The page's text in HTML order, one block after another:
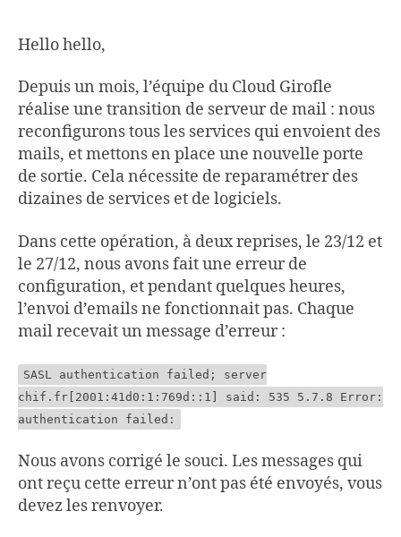
Hello hello,
Depuis un mois, l’équipe du Cloud Girofle
réalise une transition de serveur de mail : nous
reconfigurons tous les services qui envoient des
mails, et mettons en place une nouvelle porte
de sortie. Cela nécessite de reparamétrer des
dizaines de services et de logiciels.
Dans cette opération, à deux reprises, le 23/12 et
le 27/12, nous avons fait une erreur de
configuration, et pendant quelques heures,
l’envoi d’emails ne fonctionnait pas. Chaque
mail recevait un message d’erreur :
SASL authentication failed; server
chif.fr[2001:41d0:1:769d::1] said: 535 5.7.8 Error:
authentication failed:
Nous avons corrigé le souci. Les messages qui
ont reçu cette erreur n’ont pas été envoyés, vous
devez les renvoyer.